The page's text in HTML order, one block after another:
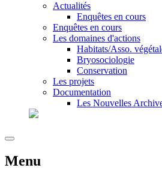
Actualités
Enquêtes en cours
Enquêtes en cours
Les domaines d'actions
Habitats/Asso.
Bryosociologie
Conservation
Les projets
Documentation
Les Nouvelles
Menu